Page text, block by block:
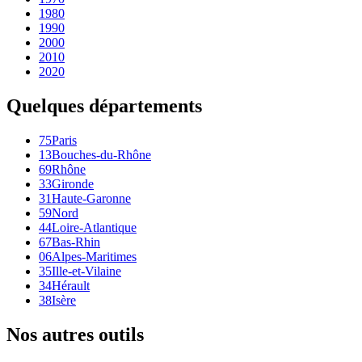
1980
1990
2000
2010
2020
Quelques départements
75Paris
13Bouches-du-Rhône
69Rhône
33Gironde
31Haute-Garonne
59Nord
44Loire-Atlantique
67Bas-Rhin
06Alpes-Maritimes
35Ille-et-Vilaine
34Hérault
38Isère
Nos autres outils